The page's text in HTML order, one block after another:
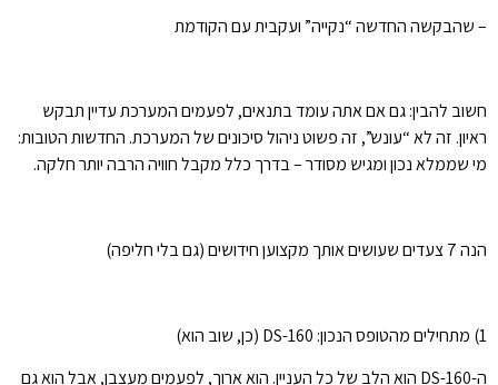
– שהבקשה החדשה “נקייה” ועקבית עם הקודמת
חשוב להבין: גם אם אתה עומד בתנאים, לפעמים המערכת עדיין תבקש
ראיון. זה לא “עונש”, זה פשוט ניהול סיכונים של המערכת. החדשות הטובות:
מי שממלא נכון ומגיש מסודר – בדרך כלל מקבל חוויה הרבה יותר חלקה.
הנה 7 צעדים שעושים אותך מקצוען חידושים (גם בלי חליפה)
1) מתחילים מהטופס הנכון: DS-160 (כן, שוב הוא)
ה-DS-160 הוא הלב של כל העניין. הוא ארוך, לפעמים מעצבן, אבל הוא גם